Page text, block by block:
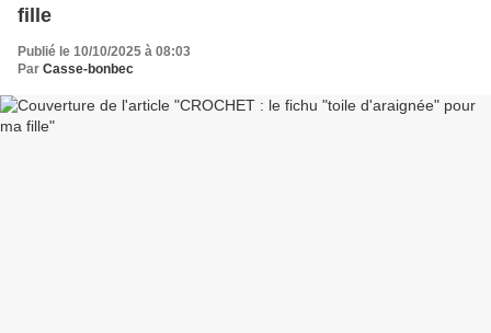
fille
Publié le 10/10/2025 à 08:03
Par Casse-bonbec